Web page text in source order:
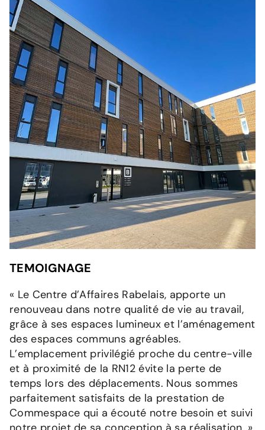
TEMOIGNAGE
« Le Centre d’Affaires Rabelais, apporte un
renouveau dans notre qualité de vie au travail,
grâce à ses espaces lumineux et l’aménagement
des espaces communs agréables.
L’emplacement privilégié proche du centre-ville
et à proximité de la RN12 évite la perte de
temps lors des déplacements. Nous sommes
parfaitement satisfaits de la prestation de
Commespace qui a écouté notre besoin et suivi